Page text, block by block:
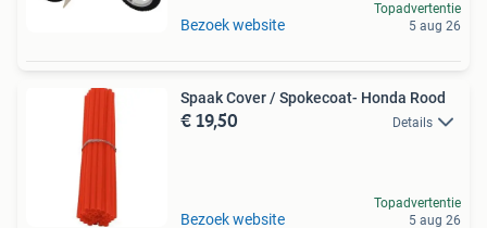
Bezoek website
Topadvertentie
5 aug 26
Spaak Cover / Spokecoat- Honda Rood
€ 19,50 Details
Bezoek website
Topadvertentie
5 aug 26